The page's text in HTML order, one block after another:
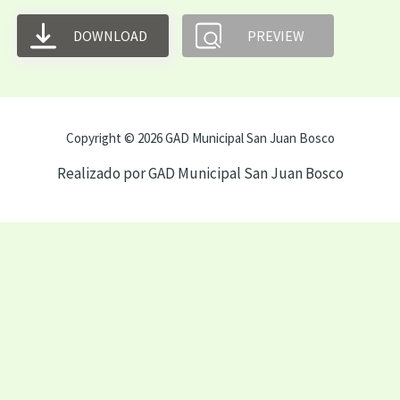
DOWNLOAD PREVIEW
Copyright © 2026 GAD Municipal San Juan Bosco
Realizado por GAD Municipal San Juan Bosco